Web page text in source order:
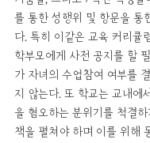
를 통한 성행위 및 항문을 통
다. 특히 이같은 교육 커리큘
학부모에게 사전 공지를 할
가 자녀의 수업참여 여부를
지 않는다. 또 학교는 교내에
을 혐오하는 분위기를 척결
책을 펼쳐야 하며 이를 위해